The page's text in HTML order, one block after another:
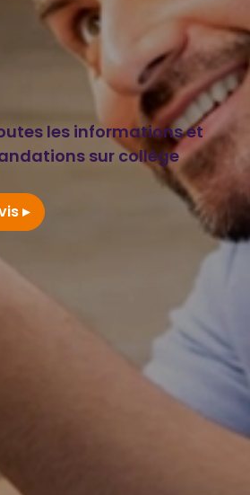
les informations et
sur collège